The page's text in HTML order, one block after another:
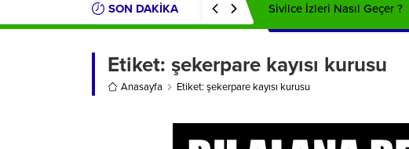
SON DAKİKA Sivilce İzleri Nasıl Geçer ?
Etiket: şekerpare kayısı kurusu
Anasayfa Etiket: şekerpare kayısı kurusu